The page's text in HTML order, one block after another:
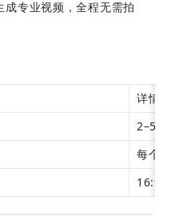
专业视频，全程无需拍
详情
2–5分
每个
16:9